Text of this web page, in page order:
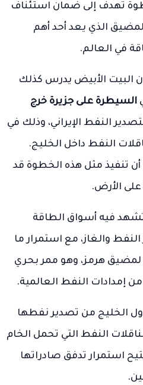
تهدف إلى ضمان استئناف
الذي يعد أحد أهم
في العالم.
البيت الأبيض يدرس كذلك
السيطرة على جزيرة خرج
النفط الإيراني، وذلك في
النفط داخل الخليج.
تنفيذ مثل هذه الخطوة قد
الأرض.
فيه أسواق الطاقة
والغاز، مع استمرار ما
لمضيق هرمز، وهو ممر بحري
إمدادات النفط العالمية.
دول الخليج من تصدير نفطها
النفط التي تحمل الخام
يتيح استمرار تدفق صادراتها